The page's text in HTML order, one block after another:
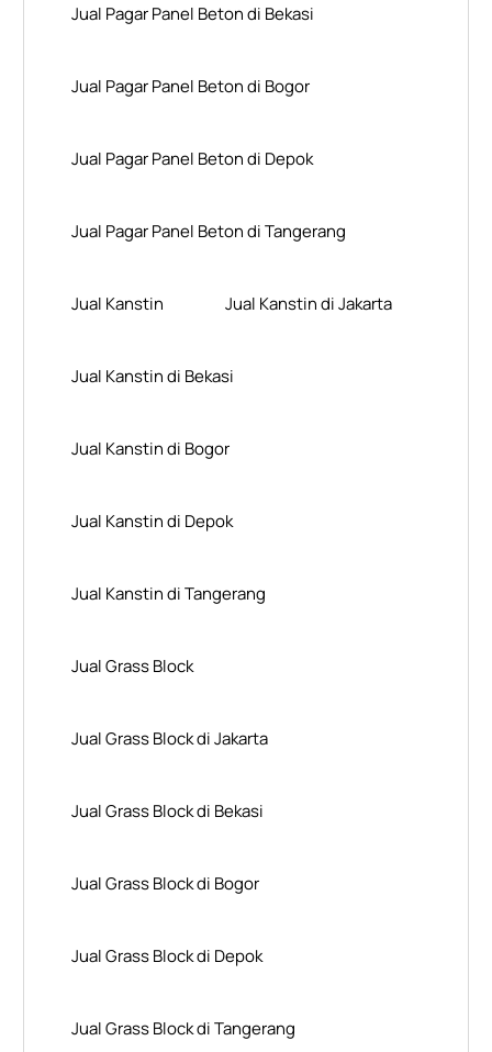
Jual Pagar Panel Beton di Bekasi
Jual Pagar Panel Beton di Bogor
Jual Pagar Panel Beton di Depok
Jual Pagar Panel Beton di Tangerang
Jual Kanstin Jual Kanstin di Jakarta
Jual Kanstin di Bekasi
Jual Kanstin di Bogor
Jual Kanstin di Depok
Jual Kanstin di Tangerang
Jual Grass Block
Jual Grass Block di Jakarta
Jual Grass Block di Bekasi
Jual Grass Block di Bogor
Jual Grass Block di Depok
Jual Grass Block di Tangerang